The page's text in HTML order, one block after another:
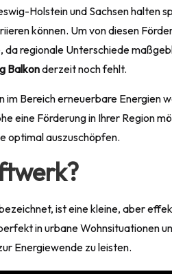
Holstein und Sachsen halten
können. Um von diesen
regionale Unterschiede
Balkonderzeit noch fehlt.
Bereich erneuerbare Energien
eine Förderungin Ihrer Region
optimal auszuschöpfen.
ist eine kleine, aber
in urbane Wohnsituationen
Energiewende zu leisten.